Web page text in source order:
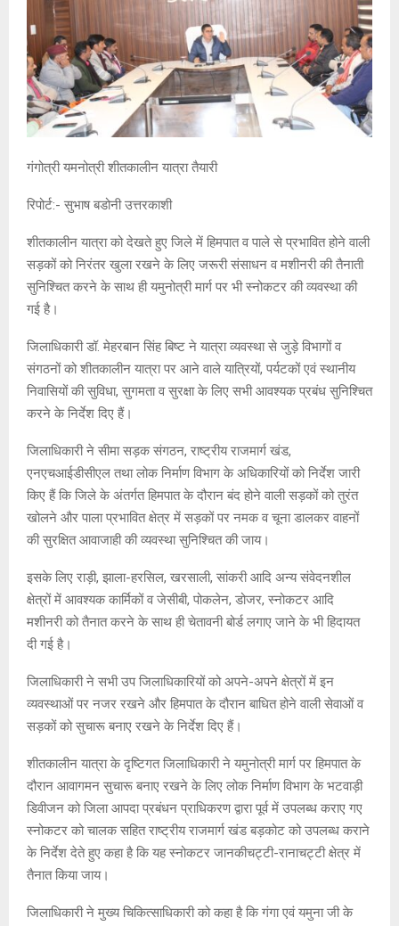
गंगोत्री यमनोत्री शीतकालीन यात्रा तैयारी
रिपोर्ट:- सुभाष बडोनी उत्तरकाशी
शीतकालीन यात्रा को देखते हुए जिले में हिमपात व पाले से प्रभावित होने वाली
सड़कों को निरंतर खुला रखने के लिए जरूरी संसाधन व मशीनरी की तैनाती
सुनिश्चित करने के साथ ही यमुनोत्री मार्ग पर भी स्नोकटर की व्यवस्था की
गई है।
जिलाधिकारी डॉ. मेहरबान सिंह बिष्ट ने यात्रा व्यवस्था से जुड़े विभागों व
संगठनों को शीतकालीन यात्रा पर आने वाले यात्रियों, पर्यटकों एवं स्थानीय
निवासियों की सुविधा, सुगमता व सुरक्षा के लिए सभी आवश्यक प्रबंध सुनिश्चित
करने के निर्देश दिए हैं।
जिलाधिकारी ने सीमा सड़क संगठन, राष्ट्रीय राजमार्ग खंड,
एनएचआईडीसीएल तथा लोक निर्माण विभाग के अधिकारियों को निर्देश जारी
किए हैं कि जिले के अंतर्गत हिमपात के दौरान बंद होने वाली सड़कों को तुरंत
खोलने और पाला प्रभावित क्षेत्र में सड़कों पर नमक व चूना डालकर वाहनों
की सुरक्षित आवाजाही की व्यवस्था सुनिश्चित की जाय।
इसके लिए राड़ी, झाला-हरसिल, खरसाली, सांकरी आदि अन्य संवेदनशील
क्षेत्रों में आवश्यक कार्मिकों व जेसीबी, पोकलेन, डोजर, स्नोकटर आदि
मशीनरी को तैनात करने के साथ ही चेतावनी बोर्ड लगाए जाने के भी हिदायत
दी गई है।
जिलाधिकारी ने सभी उप जिलाधिकारियों को अपने-अपने क्षेत्रों में इन
व्यवस्थाओं पर नजर रखने और हिमपात के दौरान बाधित होने वाली सेवाओं व
सड़कों को सुचारू बनाए रखने के निर्देश दिए हैं।
शीतकालीन यात्रा के दृष्टिगत जिलाधिकारी ने यमुनोत्री मार्ग पर हिमपात के
दौरान आवागमन सुचारू बनाए रखने के लिए लोक निर्माण विभाग के भटवाड़ी
डिवीजन को जिला आपदा प्रबंधन प्राधिकरण द्वारा पूर्व में उपलब्ध कराए गए
स्नोकटर को चालक सहित राष्ट्रीय राजमार्ग खंड बड़कोट को उपलब्ध कराने
के निर्देश देते हुए कहा है कि यह स्नोकटर जानकीचट्टी-रानाचट्टी क्षेत्र में
तैनात किया जाय।
जिलाधिकारी ने मुख्य चिकित्साधिकारी को कहा है कि गंगा एवं यमुना जी के